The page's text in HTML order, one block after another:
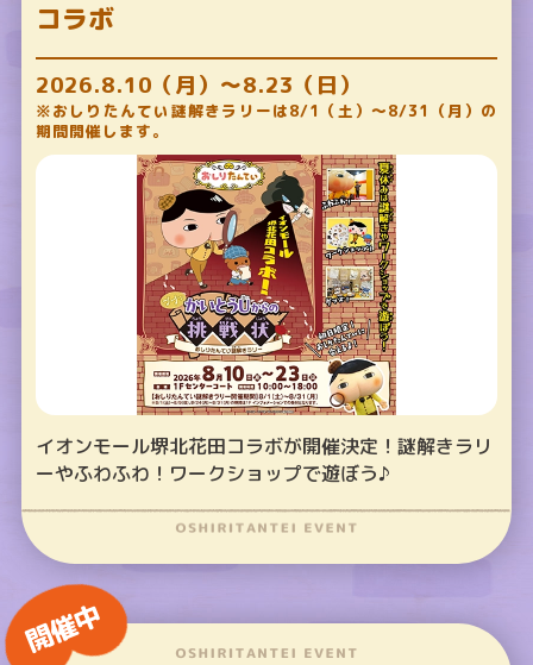
コラボ
2026.8.10（月）～8.23（日）
※おしりたんてい謎解きラリーは8/1（土）～8/31（月）の
期間開催します。
イオンモール堺北花田コラボが開催決定！謎解きラリ
ーやふわふわ！ワークショップで遊ぼう♪
開催中